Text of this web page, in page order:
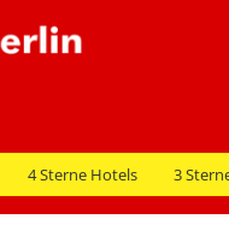
4 Sterne Hotels 3